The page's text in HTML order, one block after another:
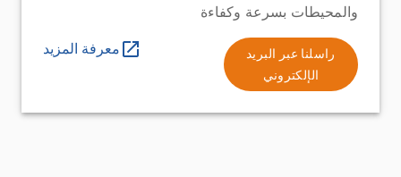
والمحيطات بسرعة وكفاءة
راسلنا عبر البريد
الإلكتروني
معرفة المزيد